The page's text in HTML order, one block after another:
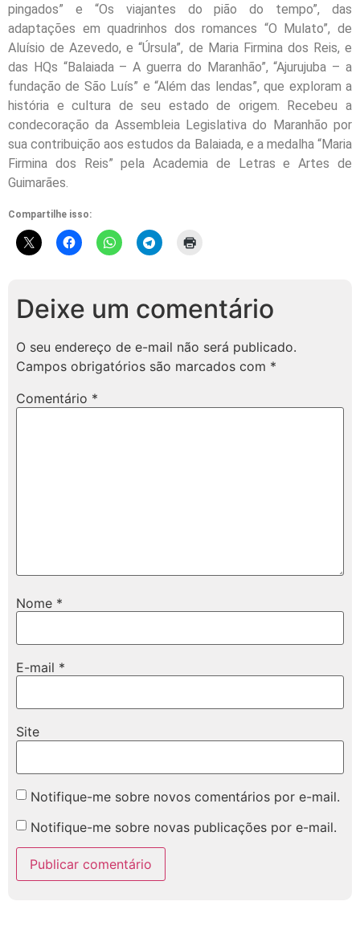
pingados” e “Os viajantes do pião do tempo”, das
adaptações em quadrinhos dos romances “O Mulato”, de
Aluísio de Azevedo, e “Úrsula”, de Maria Firmina dos Reis, e
das HQs “Balaiada – A guerra do Maranhão”, “Ajurujuba – a
fundação de São Luís” e “Além das lendas”, que exploram a
história e cultura de seu estado de origem. Recebeu a
condecoração da Assembleia Legislativa do Maranhão por
sua contribuição aos estudos da Balaiada, e a medalha “Maria
Firmina dos Reis” pela Academia de Letras e Artes de
Guimarães.
Compartilhe isso:
Deixe um comentário
O seu endereço de e-mail não será publicado.
Campos obrigatórios são marcados com *
Comentário *
Nome *
E-mail *
Site
Notifique-me sobre novos comentários por e-mail.
Notifique-me sobre novas publicações por e-mail.